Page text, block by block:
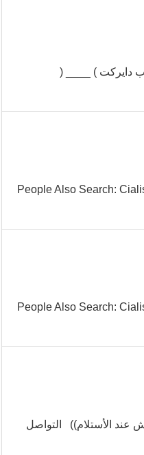
في جدة التواصل واتس اب دايركت ) ____ (
...People Also Search:
...People Also Search:
والدفع كاش عند الأستلام)) التواصل